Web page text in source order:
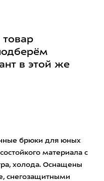
брюки для юных
материала с
холода. Оснащены
снегозащитными
в этой же